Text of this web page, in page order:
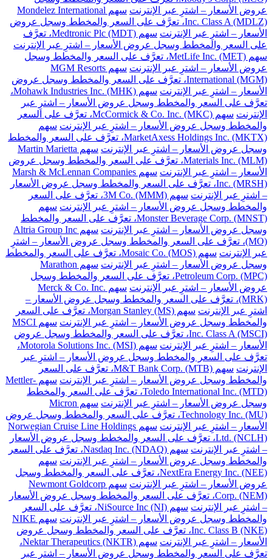
عروض الأسعار – اشترِ عبر الإنترنت
سهم Mondelez International
Inc. Class A (MDLZ)، تعرَّف على السعر والمخطط وسجل عروض
الأسعار – اشترِ عبر الإنترنت
سهم Medtronic Plc (MDT)، تعرَّف
على السعر والمخطط وسجل عروض الأسعار – اشترِ عبر الإنترنت
سهم MetLife Inc. (MET)، تعرَّف على السعر والمخطط وسجل
عروض الأسعار – اشترِ عبر الإنترنت
سهم MGM Resorts
International (MGM)، تعرَّف على السعر والمخطط وسجل عروض
الأسعار – اشترِ عبر الإنترنت
سهم Mohawk Industries Inc. (MHK)،
تعرَّف على السعر والمخطط وسجل عروض الأسعار – اشترِ عبر
الإنترنت
سهم McCormick & Co. Inc. (MKC)، تعرَّف على السعر
والمخطط وسجل عروض الأسعار – اشترِ عبر الإنترنت سهم
MarketAxess Holdings Inc. (MKTX)، تعرَّف على السعر والمخطط
وسجل عروض الأسعار – اشترِ عبر الإنترنت
سهم Martin Marietta
Materials Inc. (MLM)، تعرَّف على السعر والمخطط وسجل عروض
الأسعار – اشترِ عبر الإنترنت
سهم Marsh & McLennan Companies
Inc. (MRSH)، تعرَّف على السعر والمخطط وسجل عروض الأسعار
– اشترِ عبر الإنترنت
سهم 3M Co. (MMM)، تعرَّف على السعر
والمخطط وسجل عروض الأسعار – اشترِ عبر الإنترنت سهم
Monster Beverage Corp. (MNST)، تعرَّف على السعر والمخطط
وسجل عروض الأسعار – اشترِ عبر الإنترنت
سهم Altria Group Inc
(MO)، تعرَّف على السعر والمخطط وسجل عروض الأسعار – اشترِ
عبر الإنترنت
سهم Mosaic Co. (MOS)، تعرَّف على السعر والمخطط
وسجل عروض الأسعار – اشترِ عبر الإنترنت
سهم Marathon
Petroleum Corp. (MPC)، تعرَّف على السعر والمخطط وسجل
عروض الأسعار – اشترِ عبر الإنترنت
سهم Merck & Co. Inc.
(MRK)، تعرَّف على السعر والمخطط وسجل عروض الأسعار –
اشترِ عبر الإنترنت
سهم Morgan Stanley (MS)، تعرَّف على السعر
والمخطط وسجل عروض الأسعار – اشترِ عبر الإنترنت
سهم MSCI
Inc. Class A (MSCI)، تعرَّف على السعر والمخطط وسجل عروض
الأسعار – اشترِ عبر الإنترنت
سهم Motorola Solutions Inc. (MSI)،
تعرَّف على السعر والمخطط وسجل عروض الأسعار – اشترِ عبر
الإنترنت
سهم M&T Bank Corp. (MTB)، تعرَّف على السعر
والمخطط وسجل عروض الأسعار – اشترِ عبر الإنترنت
سهم Mettler-
Toledo International Inc. (MTD)، تعرَّف على السعر والمخطط
وسجل عروض الأسعار – اشترِ عبر الإنترنت
سهم Micron
Technology Inc. (MU)، تعرَّف على السعر والمخطط وسجل عروض
الأسعار – اشترِ عبر الإنترنت
سهم Norwegian Cruise Line Holdings
Ltd. (NCLH)، تعرَّف على السعر والمخطط وسجل عروض الأسعار
– اشترِ عبر الإنترنت
سهم Nasdaq Inc. (NDAQ)، تعرَّف على السعر
والمخطط وسجل عروض الأسعار – اشترِ عبر الإنترنت سهم
NextEra Energy Inc. (NEE)، تعرَّف على السعر والمخطط وسجل
عروض الأسعار – اشترِ عبر الإنترنت
سهم Newmont Goldcorp
Corp. (NEM)، تعرَّف على السعر والمخطط وسجل عروض الأسعار
– اشترِ عبر الإنترنت
سهم NiSource Inc (NI)، تعرَّف على السعر
والمخطط وسجل عروض الأسعار – اشترِ عبر الإنترنت
سهم NIKE
Inc. Class B (NKE)، تعرَّف على السعر والمخطط وسجل عروض
الأسعار – اشترِ عبر الإنترنت
سهم Nektar Therapeutics (NKTR)،
تعرَّف على السعر والمخطط وسجل عروض الأسعار – اشترِ عبر